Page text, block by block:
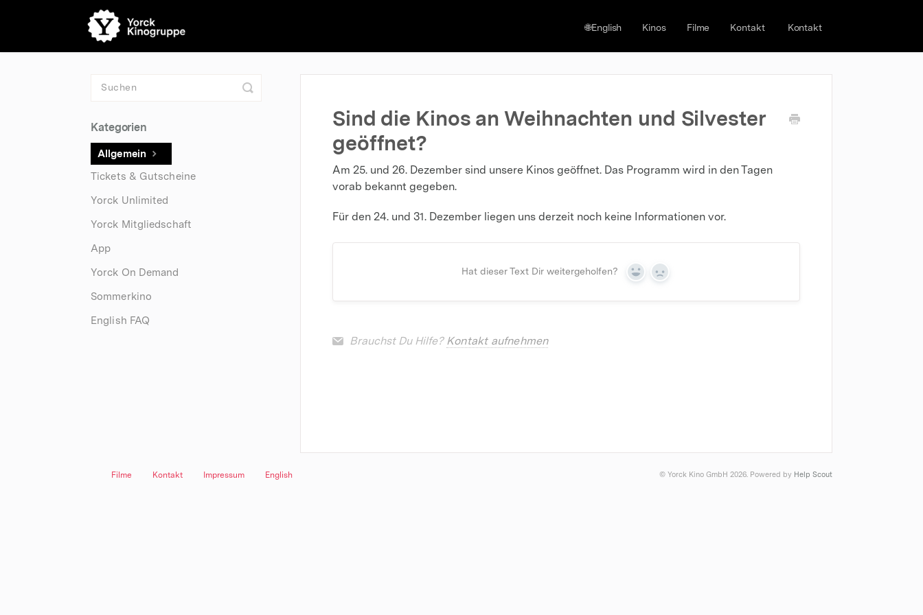
🌐English Kinos Filme Kontakt Kontakt
Sind die Kinos an Weihnachten und Silvester
geöffnet?
Am 25. und 26. Dezember sind unsere Kinos geöffnet. Das Programm wird in den Tagen
vorab bekannt gegeben.
Für den 24. und 31. Dezember liegen uns derzeit noch keine Informationen vor.
Hat dieser Text Dir weitergeholfen?
Yes No
Brauchst Du Hilfe? Kontakt aufnehmen
Toggle
Kategorien
Allgemein
Tickets & Gutscheine
Yorck Unlimited
Yorck Mitgliedschaft
App
Yorck On Demand
Sommerkino
English FAQ
Filme Kontakt Impressum English © Yorck Kino GmbH 2026. Powered by Help Scout